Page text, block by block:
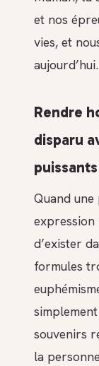
et nos
vies, et
Rendre
disparu
puissants
Quand
expression
d’exister
formules
souvenirs
la